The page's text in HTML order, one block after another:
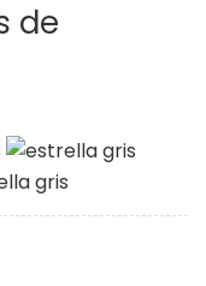
de